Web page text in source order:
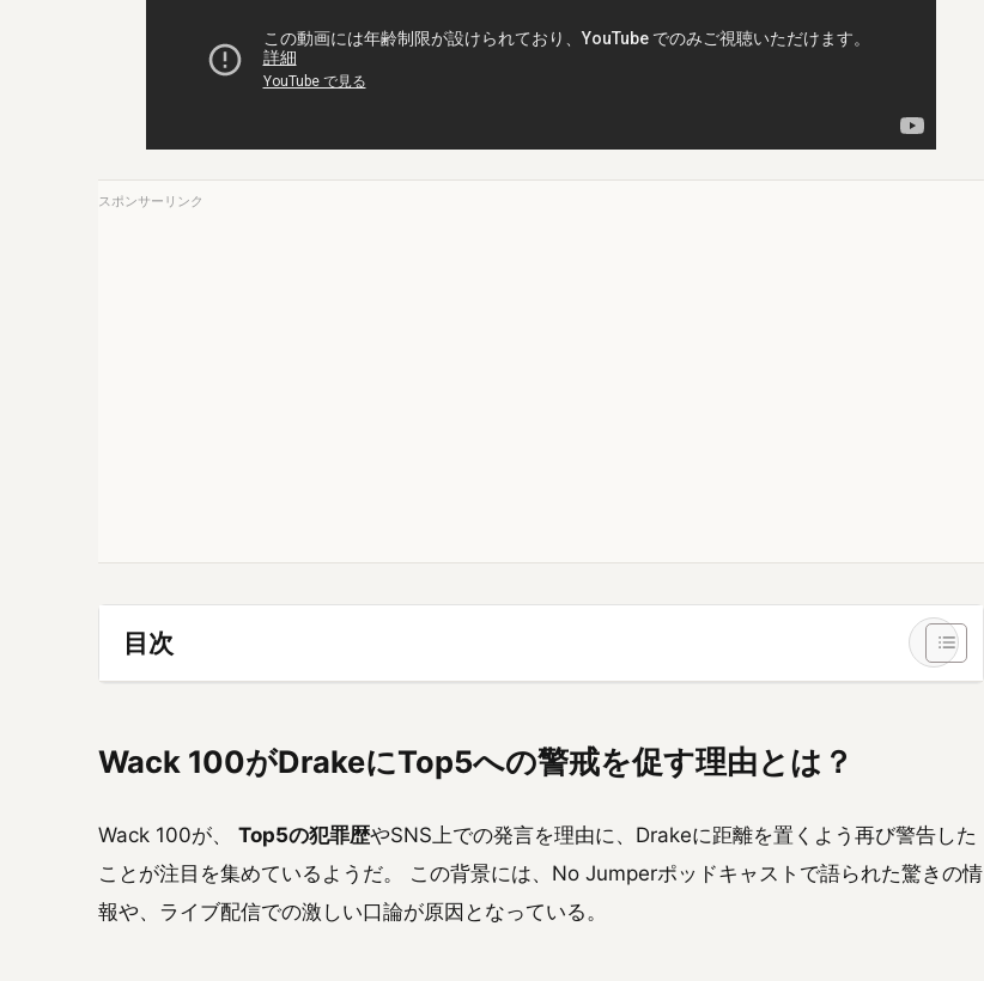
スポンサーリンク
目次
Wack 100がDrakeにTop5への警戒を促す理由とは？
Wack 100が、 Top5の犯罪歴やSNS上での発言を理由に、Drakeに距離を置くよう再び警告した
ことが注目を集めているようだ。 この背景には、No Jumperポッドキャストで語られた驚きの情
報や、ライブ配信での激しい口論が原因となっている。